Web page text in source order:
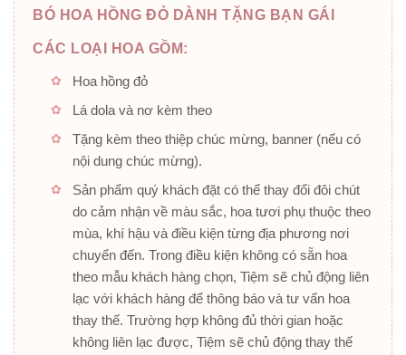
BÓ HOA HỒNG ĐỎ DÀNH TẶNG BẠN GÁI
CÁC LOẠI HOA GỒM:
Hoa hồng đỏ
Lá dola và nơ kèm theo
Tặng kèm theo thiệp chúc mừng, banner (nếu có
nội dung chúc mừng).
Sản phẩm quý khách đặt có thể thay đổi đôi chút
do cảm nhận về màu sắc, hoa tươi phụ thuộc theo
mùa, khí hậu và điều kiện từng địa phương nơi
chuyển đến. Trong điều kiện không có sẵn hoa
theo mẫu khách hàng chọn, Tiệm sẽ chủ động liên
lạc với khách hàng để thông báo và tư vấn hoa
thay thế. Trường hợp không đủ thời gian hoặc
không liên lạc được, Tiệm sẽ chủ động thay thế